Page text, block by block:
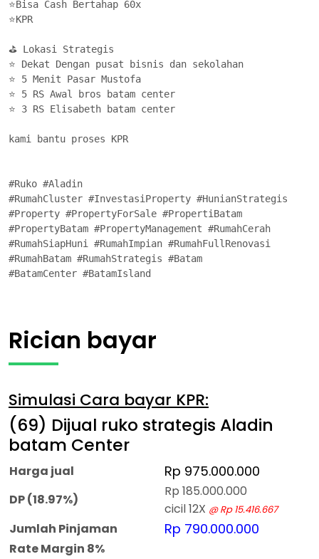
⭐Bisa Cash Bertahap 60x
⭐KPR
⛳ Lokasi Strategis
⭐ Dekat Dengan pusat bisnis dan sekolahan
⭐ 5 Menit Pasar Mustofa
⭐ 5 RS Awal bros batam center
⭐ 3 RS Elisabeth batam center
kami bantu proses KPR
#Ruko #Aladin
#RumahCluster #InvestasiProperty #HunianStrategis
#Property #PropertyForSale #PropertiBatam
#PropertyBatam #PropertyManagement #RumahCerah
#RumahSiapHuni #RumahImpian #RumahFullRenovasi
#RumahBatam #RumahStrategis #Batam
#BatamCenter #BatamIsland
Rician bayar
Simulasi Cara bayar KPR:
(69) Dijual ruko strategis Aladin
batam Center
Harga jual Rp 975.000.000
DP (18.97%)
Rp 185.000.000
cicil 12X @ Rp 15.416.667
Jumlah Pinjaman Rp 790.000.000
Rate Margin 8%